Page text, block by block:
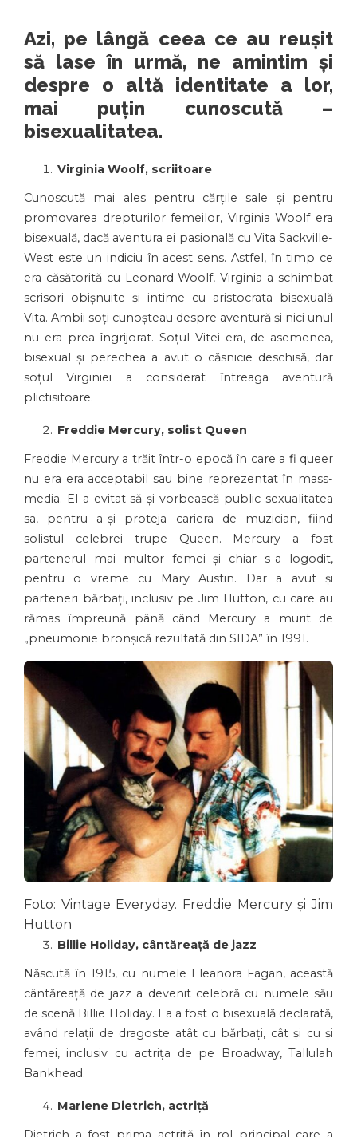
Azi, pe lângă ceea ce au reușit
să lase în urmă, ne amintim și
despre o altă identitate a lor,
mai puțin cunoscută –
bisexualitatea.
Virginia Woolf, scriitoare
Cunoscută mai ales pentru cărțile sale și pentru
promovarea drepturilor femeilor, Virginia Woolf era
bisexuală, dacă aventura ei pasională cu Vita Sackville-
West este un indiciu în acest sens. Astfel, în timp ce
era căsătorită cu Leonard Woolf, Virginia a schimbat
scrisori obișnuite și intime cu aristocrata bisexuală
Vita. Ambii soți cunoșteau despre aventură și nici unul
nu era prea îngrijorat. Soțul Vitei era, de asemenea,
bisexual și perechea a avut o căsnicie deschisă, dar
soțul Virginiei a considerat întreaga aventură
plictisitoare.
Freddie Mercury, solist Queen
Freddie Mercury a trăit într-o epocă în care a fi queer
nu era era acceptabil sau bine reprezentat în mass-
media. El a evitat să-și vorbească public sexualitatea
sa, pentru a-și proteja cariera de muzician, fiind
solistul celebrei trupe Queen. Mercury a fost
partenerul mai multor femei și chiar s-a logodit,
pentru o vreme cu Mary Austin. Dar a avut și
parteneri bărbați, inclusiv pe Jim Hutton, cu care au
rămas împreună până când Mercury a murit de
„pneumonie bronșică rezultată din SIDA” în 1991.
Foto: Vintage Everyday. Freddie Mercury și Jim
Hutton
Billie Holiday, cântăreață de jazz
Născută în 1915, cu numele Eleanora Fagan, această
cântăreață de jazz a devenit celebră cu numele său
de scenă Billie Holiday. Ea a fost o bisexuală declarată,
având relații de dragoste atât cu bărbați, cât și cu și
femei, inclusiv cu actrița de pe Broadway, Tallulah
Bankhead.
Marlene Dietrich, actriță